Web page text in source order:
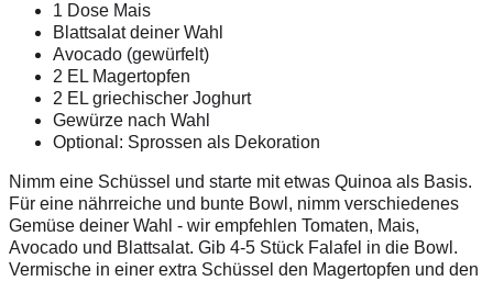
1 Dose Mais
Blattsalat deiner Wahl
Avocado (gewürfelt)
2 EL Magertopfen
2 EL griechischer Joghurt
Gewürze nach Wahl
Optional: Sprossen als Dekoration
Nimm eine Schüssel und starte mit etwas Quinoa als Basis.
Für eine nährreiche und bunte Bowl, nimm verschiedenes
Gemüse deiner Wahl - wir empfehlen Tomaten, Mais,
Avocado und Blattsalat. Gib 4-5 Stück Falafel in die Bowl.
Vermische in einer extra Schüssel den Magertopfen und den